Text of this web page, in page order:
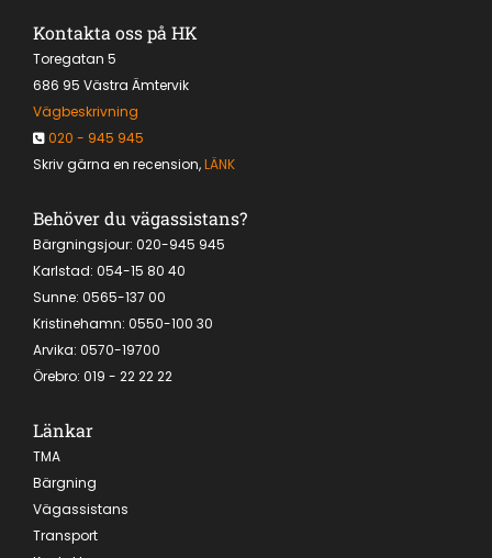
Kontakta oss på HK
Toregatan 5
686 95 Västra Ämtervik
Vägbeskrivning
 020 - 945 945
Skriv gärna en recension,LÄNK
Behöver du vägassistans?
Bärgningsjour: 020-945 945
Karlstad: 054-15 80 40
Sunne: 0565-137 00
Kristinehamn: 0550-100 30
Arvika: 0570-19700
Örebro: 019 - 22 22 22
Länkar
TMA
Bärgning
Vägassistans
Transport